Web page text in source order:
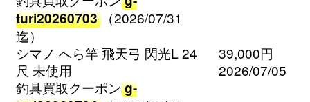
turi20260703
（2026/07/31
迄）
シマノ へら竿 飛天弓 閃光L 24
尺 未使用
釣具買取クーポン g-
39,000円
2026/07/05